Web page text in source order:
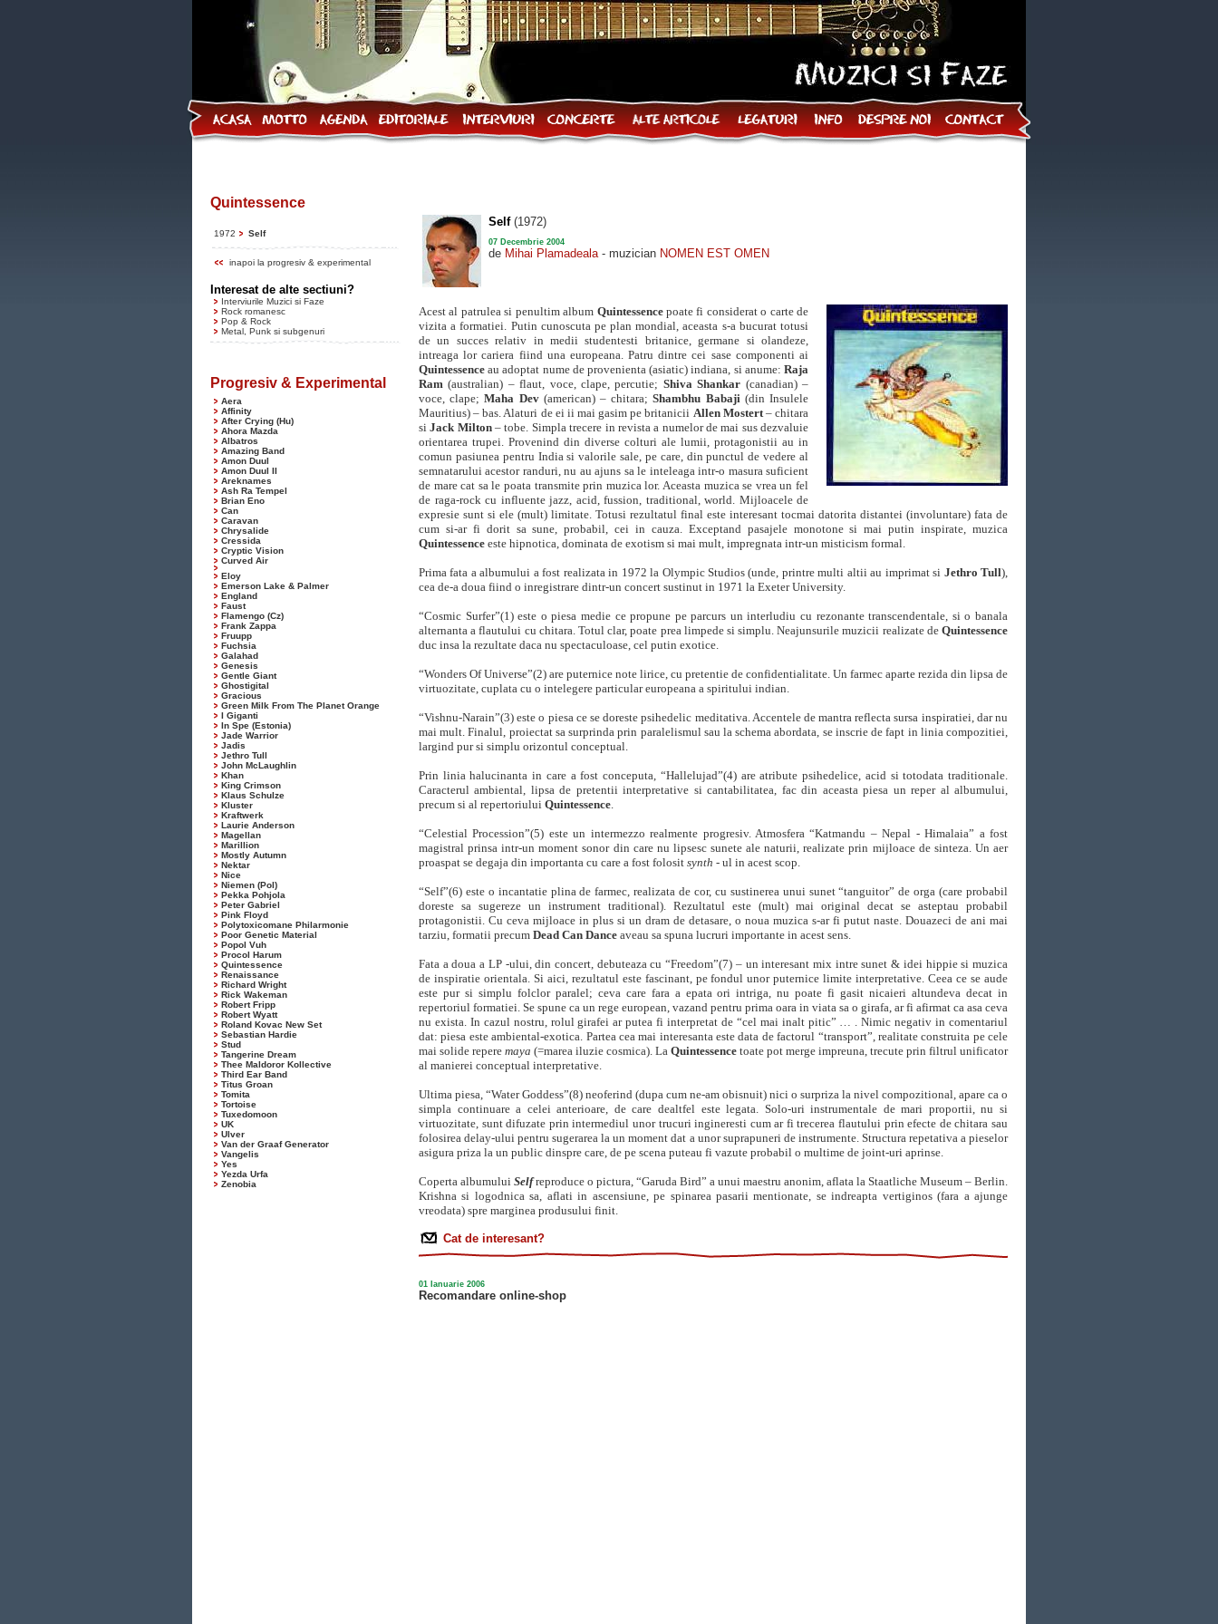
Quintessence
1972 Self
inapoi la progresiv & experimental
Interesat de alte sectiuni?
Interviurile Muzici si Faze
Rock romanesc
Pop & Rock
Metal, Punk si subgenuri
Progresiv & Experimental
Aera
Affinity
After Crying (Hu)
Ahora Mazda
Albatros
Amazing Band
Amon Duul
Amon Duul II
Areknames
Ash Ra Tempel
Brian Eno
Can
Caravan
Chrysalide
Cressida
Cryptic Vision
Curved Air
Eloy
Emerson Lake & Palmer
England
Faust
Flamengo (Cz)
Frank Zappa
Fruupp
Fuchsia
Galahad
Genesis
Gentle Giant
Ghostigital
Gracious
Green Milk From The Planet Orange
I Giganti
In Spe (Estonia)
Jade Warrior
Jadis
Jethro Tull
John McLaughlin
Khan
King Crimson
Klaus Schulze
Kluster
Kraftwerk
Laurie Anderson
Magellan
Marillion
Mostly Autumn
Nektar
Nice
Niemen (Pol)
Pekka Pohjola
Peter Gabriel
Pink Floyd
Polytoxicomane Philarmonie
Poor Genetic Material
Popol Vuh
Procol Harum
Quintessence
Renaissance
Richard Wright
Rick Wakeman
Robert Fripp
Robert Wyatt
Roland Kovac New Set
Sebastian Hardie
Stud
Tangerine Dream
Thee Maldoror Kollective
Third Ear Band
Titus Groan
Tomita
Tortoise
Tuxedomoon
UK
Ulver
Van der Graaf Generator
Vangelis
Yes
Yezda Urfa
Zenobia
Self(1972)
07 Decembrie 2004
de Mihai Plamadeala- muzician NOMEN EST OMEN
Acest al patrulea si penultim album Quintessence poate fi considerat o carte de
vizita a formatiei. Putin cunoscuta pe plan mondial, aceasta s-a bucurat totusi
de un succes relativ in medii studentesti britanice, germane si olandeze,
intreaga lor cariera fiind una europeana.Patru dintre cei sase componenti ai
Quintessenceau adoptat nume de provenienta (asiatic) indiana, si anume:Raja
Ram(australian) – flaut, voce, clape, percutie; Shiva Shankar (canadian) –
voce, clape;Maha Dev(american) – chitara;Shambhu Babaji (din Insulele
Mauritius) – bas. Alaturi de ei ii mai gasim pe britanicii Allen Mostert– chitara
siJack Milton– tobe. Simpla trecere in revista a numelor de mai sus dezvaluie
orientarea trupei. Provenind din diverse colturi ale lumii, protagonistii au in
comun pasiunea pentru India si valorile sale, pe care, din punctul de vedere al
semnatarului acestor randuri, nu au ajuns sa le inteleaga intr-o masura suficient
de mare cat sa le poata transmite prin muzica lor. Aceasta muzica se vrea un fel
de raga-rock cu influente jazz, acid, fussion, traditional, world. Mijloacele de
expresie sunt si ele (mult) limitate. Totusi rezultatul final este interesant tocmai datorita distantei (involuntare) fata de
cum si-ar fi dorit sa sune, probabil, cei in cauza. Exceptand pasajele monotone si mai putin inspirate, muzica
Quintessence este hipnotica, dominata de exotism si mai mult, impregnata intr-un misticism formal.
Prima fata a albumului a fost realizata in 1972 la Olympic Studios (unde, printre multi altii au imprimat si Jethro Tull),
cea de-a doua fiind o inregistrare dintr-un concert sustinut in 1971 la Exeter University.
“Cosmic Surfer”(1) este o piesa medie ce propune pe parcurs un interludiu cu rezonante transcendentale, si o banala
alternanta a flautului cu chitara. Totul clar, poate prea limpede si simplu. Neajunsurile muzicii realizate de Quintessence
duc insa la rezultate daca nu spectaculoase, cel putin exotice.
“Wonders Of Universe”(2) are puternice note lirice, cu pretentie de confidentialitate. Un farmec aparte rezida din lipsa de
virtuozitate, cuplata cu o intelegere particular europeana a spiritului indian.
“Vishnu-Narain”(3) este o piesa ce se doreste psihedelic meditativa. Accentele de mantra reflecta sursa inspiratiei, dar nu
mai mult. Finalul, proiectat sa surprinda prin paralelismul sau la schema abordata, se inscrie de fapt in linia compozitiei,
largind pur si simplu orizontul conceptual.
Prin linia halucinanta in care a fost conceputa, “Hallelujad”(4) are atribute psihedelice, acid si totodata traditionale.
Caracterul ambiental, lipsa de pretentii interpretative si cantabilitatea, fac din aceasta piesa un reper al albumului,
precum si al repertoriului Quintessence.
“Celestial Procession”(5) este un intermezzo realmente progresiv. Atmosfera “Katmandu – Nepal - Himalaia” a fost
magistral prinsa intr-un moment sonor din care nu lipsesc sunete ale naturii, realizate prin mijloace de sinteza. Un aer
proaspat se degaja din importanta cu care a fost folosit synth - ul in acest scop.
“Self”(6) este o incantatie plina de farmec, realizata de cor, cu sustinerea unui sunet “tanguitor” de orga (care probabil
doreste sa sugereze un instrument traditional). Rezultatul este (mult) mai original decat se asteptau probabil
protagonistii. Cu ceva mijloace in plus si un dram de detasare, o noua muzica s-ar fi putut naste. Douazeci de ani mai
tarziu, formatii precum Dead Can Dance aveau sa spuna lucruri importante in acest sens.
Fata a doua a LP -ului, din concert, debuteaza cu “Freedom”(7) – un interesant mix intre sunet & idei hippie si muzica
de inspiratie orientala. Si aici, rezultatul este fascinant, pe fondul unor puternice limite interpretative. Ceea ce se aude
este pur si simplu folclor paralel; ceva care fara a epata ori intriga, nu poate fi gasit nicaieri altundeva decat in
repertoriul formatiei. Se spune ca un rege european, vazand pentru prima oara in viata sa o girafa, ar fi afirmat ca asa ceva
nu exista. In cazul nostru, rolul girafei ar putea fi interpretat de “cel mai inalt pitic” … . Nimic negativ in comentariul
dat: piesa este ambiental-exotica. Partea cea mai interesanta este data de factorul “transport”, realitate construita pe cele
mai solide repere maya (=marea iluzie cosmica). La Quintessence toate pot merge impreuna, trecute prin filtrul unificator
al manierei conceptual interpretative.
Ultima piesa, “Water Goddess”(8) neoferind (dupa cum ne-am obisnuit) nici o surpriza la nivel compozitional, apare ca o
simpla continuare a celei anterioare, de care dealtfel este legata. Solo-uri instrumentale de mari proportii, nu si
virtuozitate, sunt difuzate prin intermediul unor trucuri ingineresti cum ar fi trecerea flautului prin efecte de chitara sau
folosirea delay-ului pentru sugerarea la un moment dat a unor suprapuneri de instrumente. Structura repetativa a pieselor
asigura priza la un public dinspre care, de pe scena puteau fi vazute probabil o multime de joint-uri aprinse.
Coperta albumului Selfreproduce o pictura, “Garuda Bird” a unui maestru anonim, aflata la Staatliche Museum – Berlin.
Krishna si logodnica sa, aflati in ascensiune, pe spinarea pasarii mentionate, se indreapta vertiginos (fara a ajunge
vreodata) spre marginea produsului finit.
Cat de interesant?
01 Ianuarie 2006
Recomandare online-shop